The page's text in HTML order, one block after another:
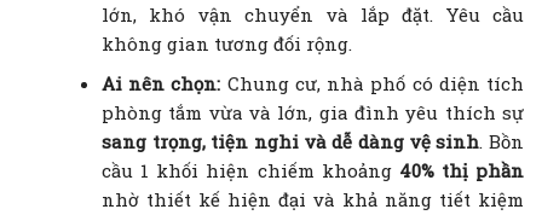
lớn, khó vận chuyển và lắp đặt. Yêu cầu
không gian tương đối rộng.
Ai nên chọn: Chung cư, nhà phố có diện tích
phòng tắm vừa và lớn, gia đình yêu thích sự
sang trọng, tiện nghi và dễ dàng vệ sinh. Bồn
cầu 1 khối hiện chiếm khoảng 40% thị phần
nhờ thiết kế hiện đại và khả năng tiết kiệm